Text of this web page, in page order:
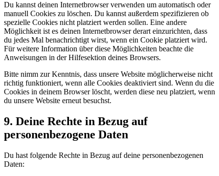
Du kannst deinen Internetbrowser verwenden um automatisch oder
manuell Cookies zu löschen. Du kannst außerdem spezifizieren ob
spezielle Cookies nicht platziert werden sollen. Eine andere
Möglichkeit ist es deinen Internetbrowser derart einzurichten, dass
du jedes Mal benachrichtigt wirst, wenn ein Cookie platziert wird.
Für weitere Information über diese Möglichkeiten beachte die
Anweisungen in der Hilfesektion deines Browsers.
Bitte nimm zur Kenntnis, dass unsere Website möglicherweise nicht
richtig funktioniert, wenn alle Cookies deaktiviert sind. Wenn du die
Cookies in deinem Browser löscht, werden diese neu platziert, wenn
du unsere Website erneut besuchst.
9. Deine Rechte in Bezug auf
personenbezogene Daten
Du hast folgende Rechte in Bezug auf deine personenbezogenen
Daten: